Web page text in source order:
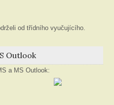
od třídního vyučujícího.
Outlook
a MS Outlook: